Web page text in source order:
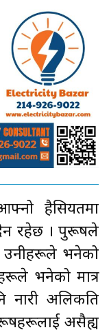
हैसियतमा
रहेछ । पुरूषले
उनीहरूले भनेको
भनेको मात्र
नारी अलिकति
असैह्य